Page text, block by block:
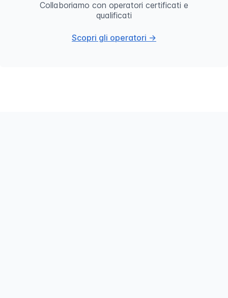
Collaboriamo con operatori certificati e
qualificati
Scopri gli operatori →